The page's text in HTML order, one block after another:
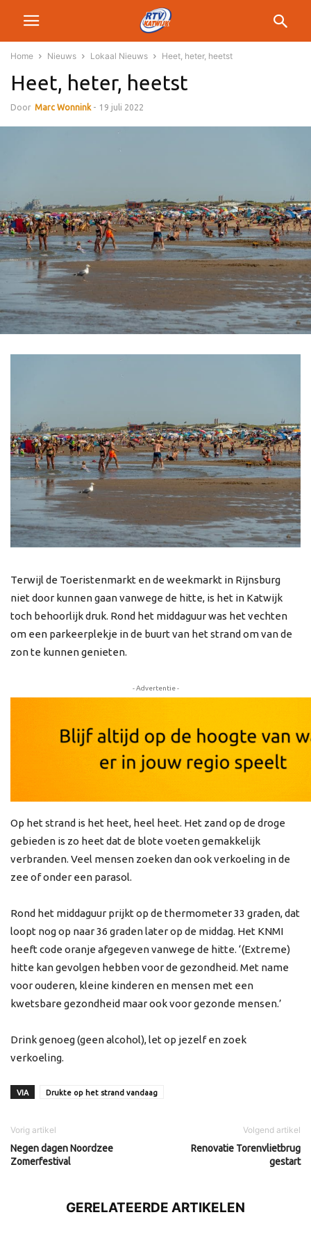
Home Nieuws Lokaal Nieuws Heet, heter, heetst
Heet, heter, heetst
Door Marc Wonnink - 19 juli 2022
Terwijl de Toeristenmarkt en de weekmarkt in Rijnsburg
niet door kunnen gaan vanwege de hitte, is het in Katwijk
toch behoorlijk druk. Rond het middaguur was het vechten
om een parkeerplekje in de buurt van het strand om van de
zon te kunnen genieten.
- Advertentie -
Op het strand is het heet, heel heet. Het zand op de droge
gebieden is zo heet dat de blote voeten gemakkelijk
verbranden. Veel mensen zoeken dan ook verkoeling in de
zee of onder een parasol.
Rond het middaguur prijkt op de thermometer 33 graden, dat
loopt nog op naar 36 graden later op de middag. Het KNMI
heeft code oranje afgegeven vanwege de hitte. ‘(Extreme)
hitte kan gevolgen hebben voor de gezondheid. Met name
voor ouderen, kleine kinderen en mensen met een
kwetsbare gezondheid maar ook voor gezonde mensen.’
Drink genoeg (geen alcohol), let op jezelf en zoek
verkoeling.
VIA Drukte op het strand vandaag
Vorig artikel
Negen dagen Noordzee
Zomerfestival
Volgend artikel
Renovatie Torenvlietbrug
gestart
GERELATEERDE ARTIKELEN